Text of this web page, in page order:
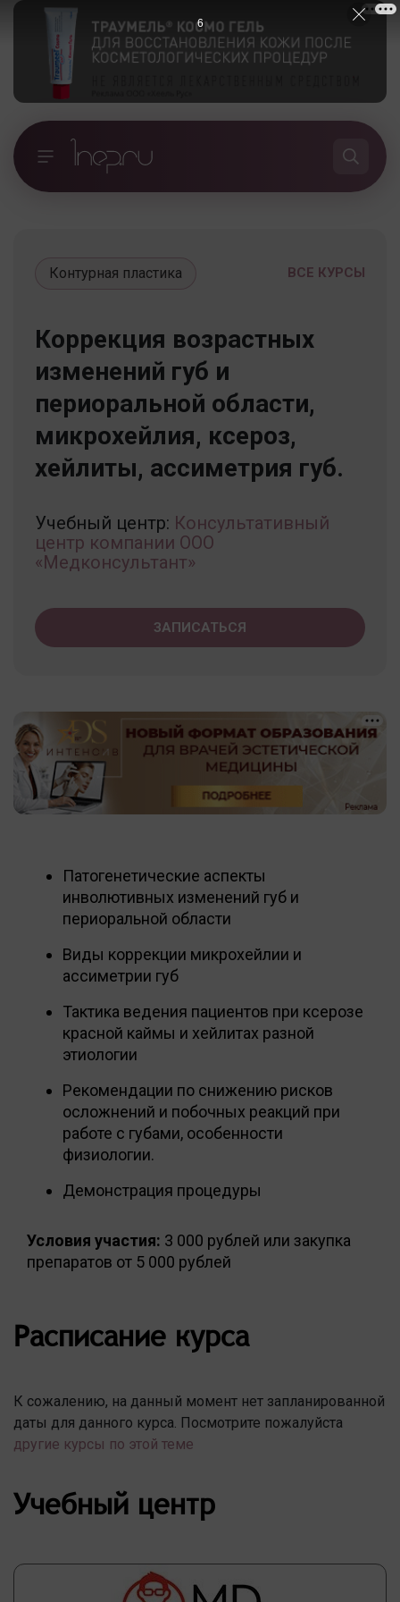
ВСЕ КУРСЫ
Контурная пластика
Коррекция возрастных
изменений губ и
периоральной области,
микрохейлия, ксероз,
хейлиты, ассиметрия губ.
Учебный центр: Консультативный
центр компании ООО
«Медконсультант»
ЗАПИСАТЬСЯ
Патогенетические аспекты
инволютивных изменений губ и
периоральной области
Виды коррекции микрохейлии и
ассиметрии губ
Тактика ведения пациентов при ксерозе
красной каймы и хейлитах разной
этиологии
Рекомендации по снижению рисков
осложнений и побочных реакций при
работе с губами, особенности
физиологии.
Демонстрация процедуры
Условия участия: 3 000 рублей или закупка
препаратов от 5 000 рублей
Расписание курса
К сожалению, на данный момент нет запланированной
даты для данного курса. Посмотрите пожалуйста
другие курсы по этой теме
Учебный центр
5